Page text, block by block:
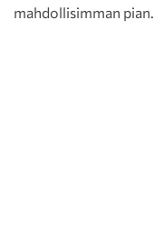
mahdollisimman pian.